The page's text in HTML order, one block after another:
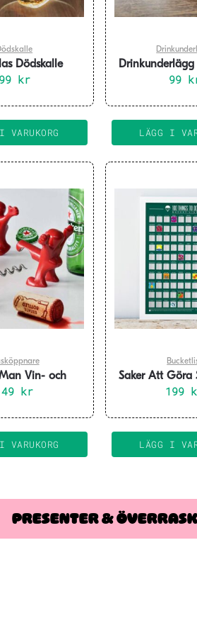
Dödskalle
99 kr
VARUKORG
99
LÄGG I
Vin- och
3 i 1 set
kr
VARUKORG
Saker Att Göra
Bucket
199
LÄGG I
PRESENTER &